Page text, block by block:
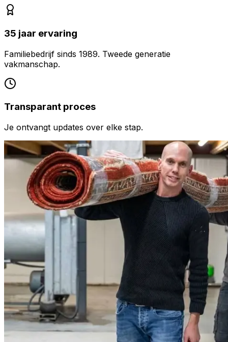
35 jaar ervaring
Familiebedrijf sinds 1989. Tweede generatie
vakmanschap.
Transparant proces
Je ontvangt updates over elke stap.